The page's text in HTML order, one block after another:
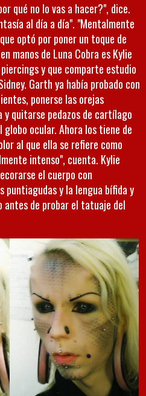
qué no lo vas a hacer?", dice.
al día a día". "Mentalmente
optó por poner un toque de
manos de Luna Cobra es Kylie
y que comparte estudio
Garth ya había probado con
ponerse las orejas
quitarse pedazos de cartílago
ocular. Ahora los tiene de
al que ella se refiere como
intenso", cuenta. Kylie
el cuerpo con
puntiagudas y la lengua bífida y
de probar el tatuaje del